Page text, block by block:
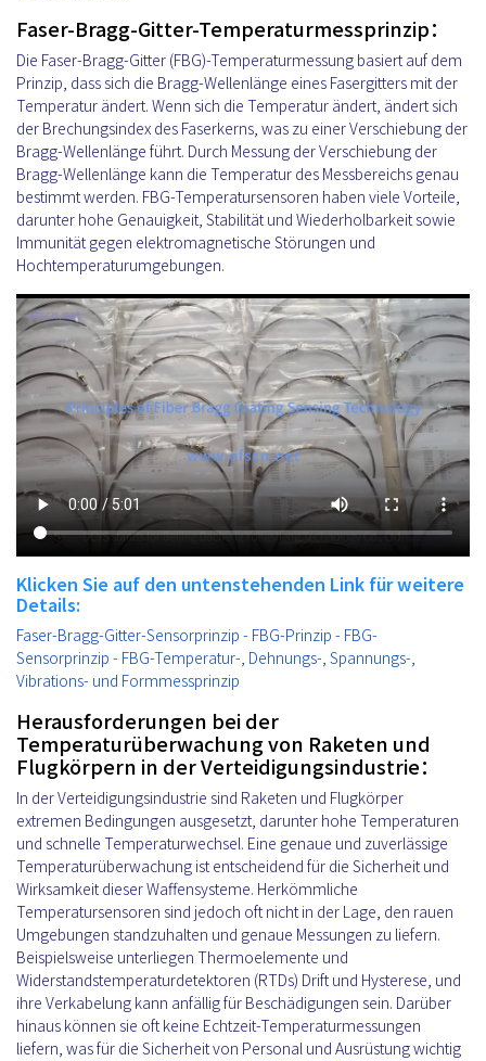
Faser-Bragg-Gitter-Temperaturmessprinzip：
Die Faser-Bragg-Gitter (FBG)-Temperaturmessung basiert auf dem
Prinzip, dass sich die Bragg-Wellenlänge eines Fasergitters mit der
Temperatur ändert. Wenn sich die Temperatur ändert, ändert sich
der Brechungsindex des Faserkerns, was zu einer Verschiebung der
Bragg-Wellenlänge führt. Durch Messung der Verschiebung der
Bragg-Wellenlänge kann die Temperatur des Messbereichs genau
bestimmt werden. FBG-Temperatursensoren haben viele Vorteile,
darunter hohe Genauigkeit, Stabilität und Wiederholbarkeit sowie
Immunität gegen elektromagnetische Störungen und
Hochtemperaturumgebungen.
Klicken Sie auf den untenstehenden Link für weitere
Details:
Faser-Bragg-Gitter-Sensorprinzip - FBG-Prinzip - FBG-
Sensorprinzip - FBG-Temperatur-, Dehnungs-, Spannungs-,
Vibrations- und Formmessprinzip
Herausforderungen bei der
Temperaturüberwachung von Raketen und
Flugkörpern in der Verteidigungsindustrie：
In der Verteidigungsindustrie sind Raketen und Flugkörper
extremen Bedingungen ausgesetzt, darunter hohe Temperaturen
und schnelle Temperaturwechsel. Eine genaue und zuverlässige
Temperaturüberwachung ist entscheidend für die Sicherheit und
Wirksamkeit dieser Waffensysteme. Herkömmliche
Temperatursensoren sind jedoch oft nicht in der Lage, den rauen
Umgebungen standzuhalten und genaue Messungen zu liefern.
Beispielsweise unterliegen Thermoelemente und
Widerstandstemperaturdetektoren (RTDs) Drift und Hysterese, und
ihre Verkabelung kann anfällig für Beschädigungen sein. Darüber
hinaus können sie oft keine Echtzeit-Temperaturmessungen
liefern, was für die Sicherheit von Personal und Ausrüstung wichtig